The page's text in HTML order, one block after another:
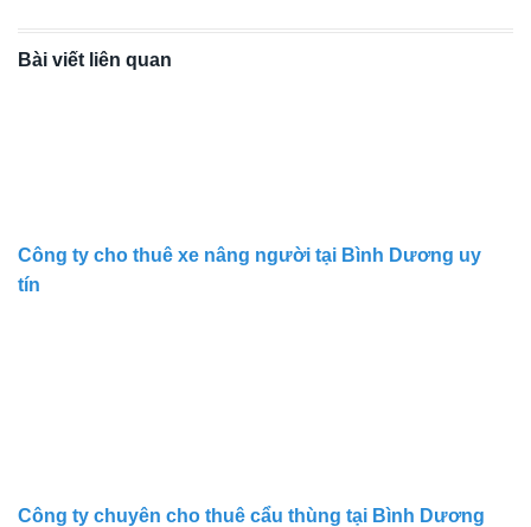
Bài viết liên quan
Công ty cho thuê xe nâng người tại Bình Dương uy
tín
Công ty chuyên cho thuê cẩu thùng tại Bình Dương